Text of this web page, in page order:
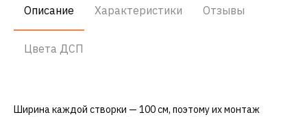
Описание Характеристики Отзывы
Цвета ДСП
Ширина каждой створки — 100 см, поэтому их монтаж